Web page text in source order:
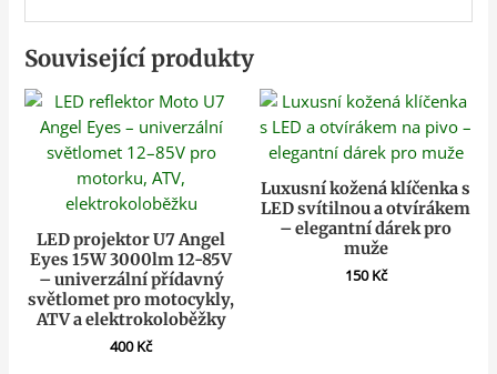
Související produkty
LED projektor U7 Angel
Eyes 15W 3000lm 12-85V
– univerzální přídavný
světlomet pro motocykly,
ATV a elektrokoloběžky
400Kč
Luxusní kožená klíčenka s
LED svítilnou a otvírákem
– elegantní dárek pro
muže
150Kč